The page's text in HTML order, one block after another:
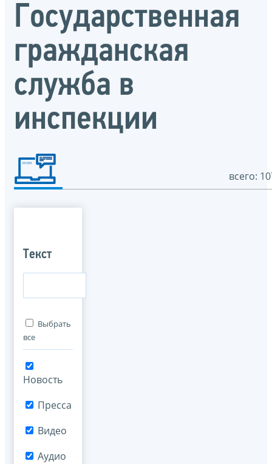
Государственная
гражданская
служба в
инспекции
всего:
Текст
Выбрать
все
Новость
Пресса
Видео
Аудио